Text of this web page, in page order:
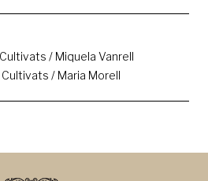
/ Miquela Vanrell
Cultivats / Maria Morell